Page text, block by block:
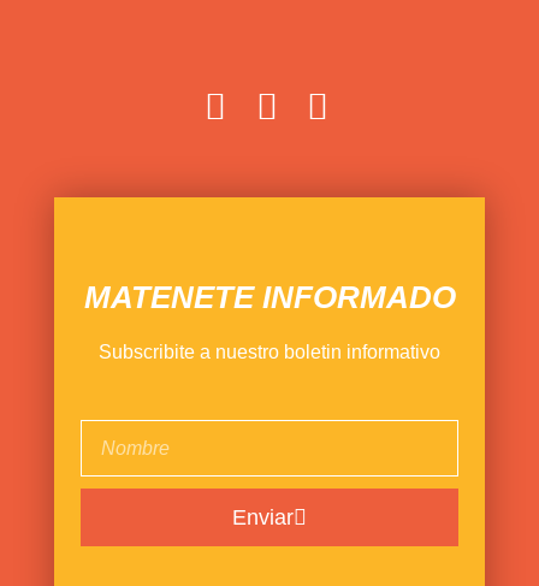
MATENETE INFORMADO
Subscribite a nuestro boletin informativo
Enviar